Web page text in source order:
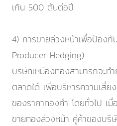
เกิน 500 ตันต่อปี
4) การขายล่วงหน้าเพื่อป้อง
Producer Hedging)
บริษัทเหมืองทองสามารถจะท
ตลาดได้ เพื่อบริหารความเสี่ย
ของราคาทองคำ โดยทั่วไป เ
ขายทองล่วงหน้า คู่ค้าของบริ